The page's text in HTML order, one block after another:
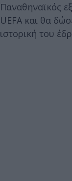
Παναθηναϊκός
UEFA και θα
ιστορική του